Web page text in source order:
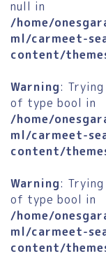
null in
/home/
ml/carmeet-
content/
Warning:
of type bool in
/home/
ml/carmeet-
content/
Warning:
of type bool in
/home/
ml/carmeet-
content/